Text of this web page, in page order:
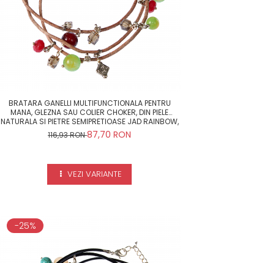
BRATARA GANELLI MULTIFUNCTIONALA PENTRU
MANA, GLEZNA SAU COLIER CHOKER, DIN PIELE
NATURALA SI PIETRE SEMIPRETIOASE JAD RAINBOW,
JAD LEMON, JAD ROSU, CRISTAL HELIX (RAINBOW)
116,93 RON87,70 RON
VEZI VARIANTE
-25%